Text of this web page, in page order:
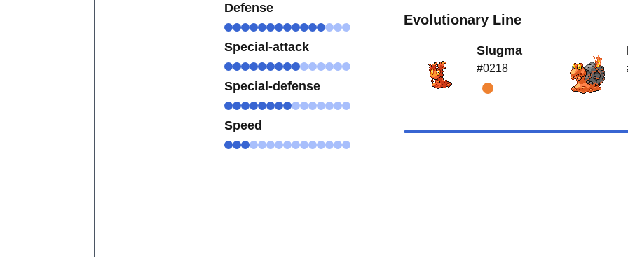
Defense
Special-attack
Special-defense
Speed
Evolutionary Line
Slugma
#0218